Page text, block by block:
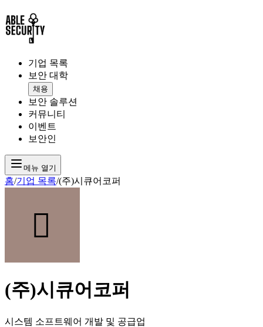
기업 목록
보안 대학
채용
보안 솔루션
커뮤니티
이벤트
보안인
메뉴 열기
홈/기업 목록/(주)시큐어코퍼
(주)시큐어코퍼
시스템 소프트웨어 개발 및 공급업